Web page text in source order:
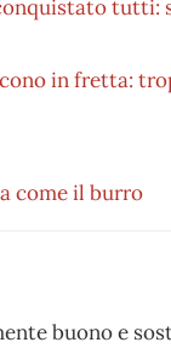
tutti:
in fretta:
come il burro
buono e